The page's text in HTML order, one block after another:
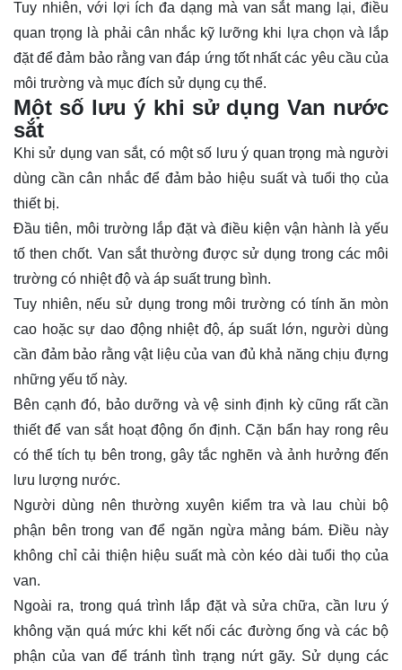
Tuy nhiên, với lợi ích đa dạng mà van sắt mang lại, điều
quan trọng là phải cân nhắc kỹ lưỡng khi lựa chọn và lắp
đặt để đảm bảo rằng van đáp ứng tốt nhất các yêu cầu của
môi trường và mục đích sử dụng cụ thể.
Một số lưu ý khi sử dụng Van nước
sắt
Khi sử dụng van sắt, có một số lưu ý quan trọng mà người
dùng cần cân nhắc để đảm bảo hiệu suất và tuổi thọ của
thiết bị.
Đầu tiên, môi trường lắp đặt và điều kiện vận hành là yếu
tố then chốt. Van sắt thường được sử dụng trong các môi
trường có nhiệt độ và áp suất trung bình.
Tuy nhiên, nếu sử dụng trong môi trường có tính ăn mòn
cao hoặc sự dao động nhiệt độ, áp suất lớn, người dùng
cần đảm bảo rằng vật liệu của van đủ khả năng chịu đựng
những yếu tố này.
Bên cạnh đó, bảo dưỡng và vệ sinh định kỳ cũng rất cần
thiết để van sắt hoạt động ổn định. Cặn bẩn hay rong rêu
có thể tích tụ bên trong, gây tắc nghẽn và ảnh hưởng đến
lưu lượng nước.
Người dùng nên thường xuyên kiểm tra và lau chùi bộ
phận bên trong van để ngăn ngừa mảng bám. Điều này
không chỉ cải thiện hiệu suất mà còn kéo dài tuổi thọ của
van.
Ngoài ra, trong quá trình lắp đặt và sửa chữa, cần lưu ý
không vặn quá mức khi kết nối các đường ống và các bộ
phận của van để tránh tình trạng nứt gãy. Sử dụng các